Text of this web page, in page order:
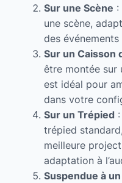
Sur une Scène :
une scène,
des
Sur un Caisson
être montée sur
est idéal pour
dans votre
Sur un Trépied
trépied
meilleure
adaptation à
Suspendue à